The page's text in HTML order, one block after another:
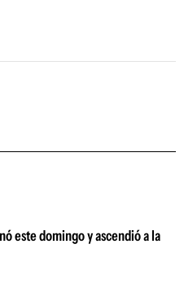
este domingo y ascendió a la